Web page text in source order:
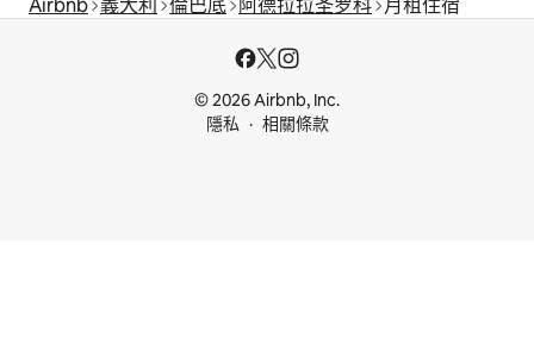
Airbnb 義大利 倫巴底 阿德拉拉圣罗科 月租住宿
© 2026 Airbnb, Inc.
隱私
相關條款